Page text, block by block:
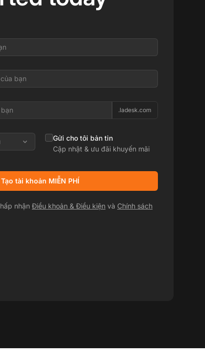
.ladesk.com
Gửi cho tôi bản tin
Cập nhật & ưu đãi khuyến mãi
Tạo tài khoản MIỄN PHÍ
nhận Điều khoản & Điều kiện và Chính sách